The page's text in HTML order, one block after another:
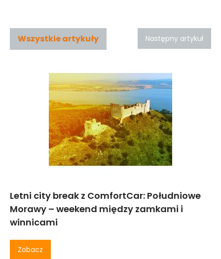
Wszystkie artykuły Następny artykuł
Letni city break z ComfortCar: Południowe
Morawy – weekend między zamkami i
winnicami
Zobacz